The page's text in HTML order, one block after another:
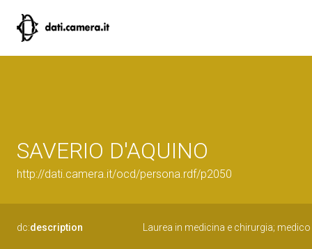
SAVERIO D'AQUINO
http://dati.camera.it/ocd/persona.rdf/p2050
dc:description Laurea in medicina e chirurgia;